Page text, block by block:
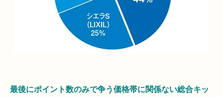
最後にポイント数のみで争う価格帯に関係ない総合キッ